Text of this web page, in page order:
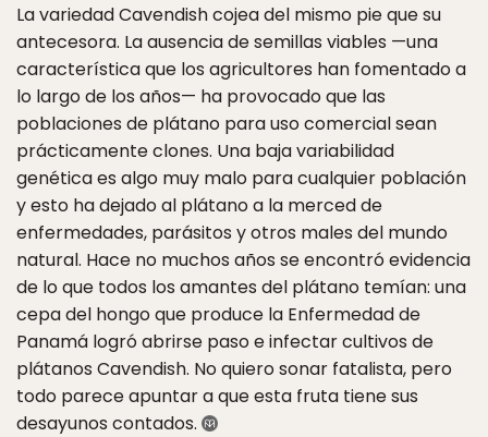
La variedad Cavendish cojea del mismo pie que su
antecesora. La ausencia de semillas viables —una
característica que los agricultores han fomentado a
lo largo de los años— ha provocado que las
poblaciones de plátano para uso comercial sean
prácticamente clones. Una baja variabilidad
genética es algo muy malo para cualquier población
y esto ha dejado al plátano a la merced de
enfermedades, parásitos y otros males del mundo
natural. Hace no muchos años se encontró evidencia
de lo que todos los amantes del plátano temían: una
cepa del hongo que produce la Enfermedad de
Panamá logró abrirse paso e infectar cultivos de
plátanos Cavendish. No quiero sonar fatalista, pero
todo parece apuntar a que esta fruta tiene sus
desayunos contados.